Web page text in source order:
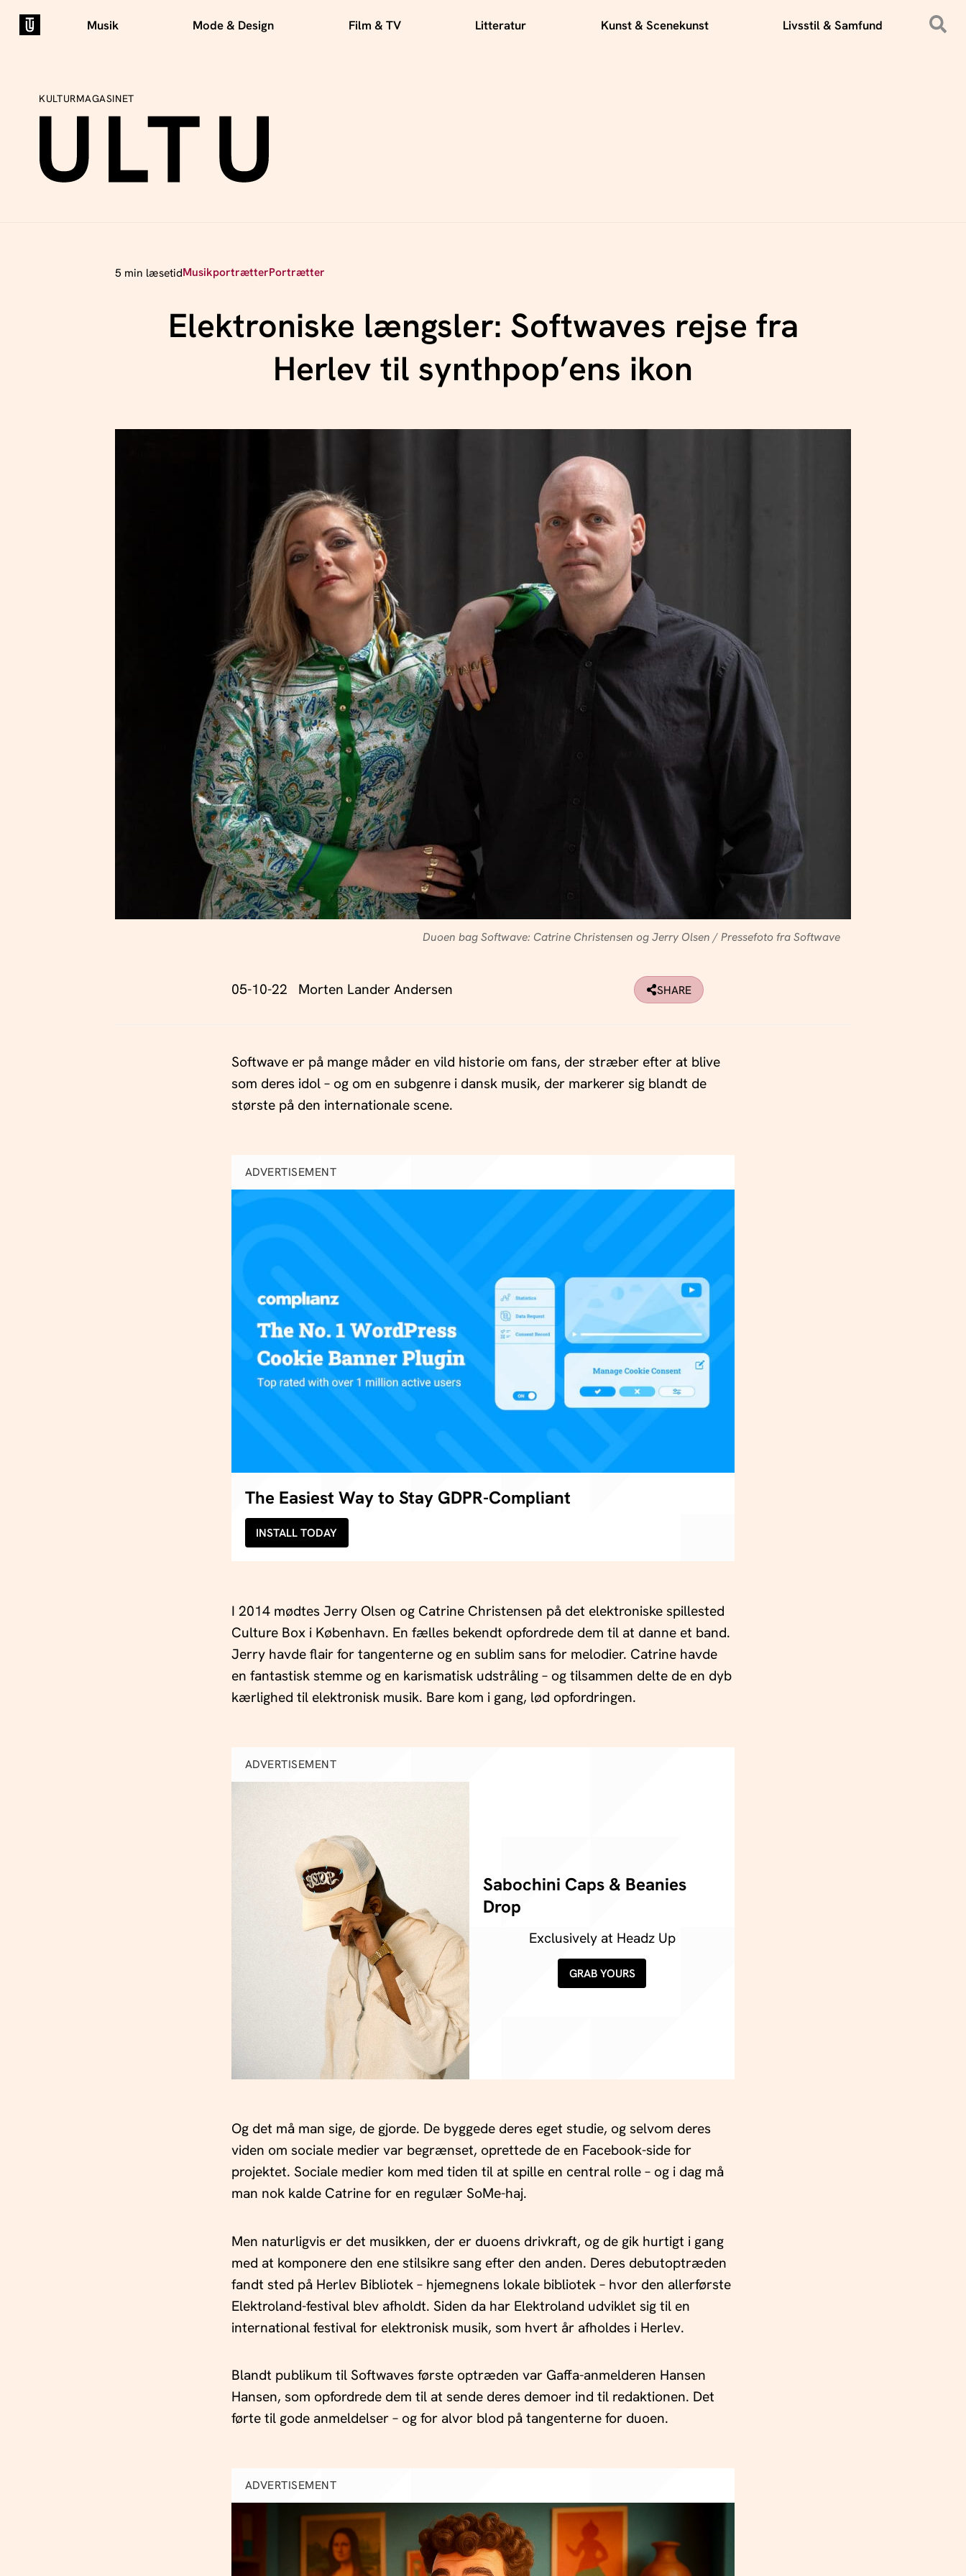
Musik Mode & Design Film & TV Litteratur Kunst & Scenekunst Livsstil & Samfund
KULTURMAGASINET
5 min læsetidMusikportrætterPortrætter
Elektroniske længsler: Softwaves rejse fra
Herlev til synthpop’ens ikon
Duoen bag Softwave: Catrine Christensen og Jerry Olsen / Pressefoto fra Softwave
05-10-22 Morten Lander Andersen SHARE
Softwave er på mange måder en vild historie om fans, der stræber efter at blive
som deres idol – og om en subgenre i dansk musik, der markerer sig blandt de
største på den internationale scene.
ADVERTISEMENT
The Easiest Way to Stay GDPR-Compliant
INSTALL TODAY
I 2014 mødtes Jerry Olsen og Catrine Christensen på det elektroniske spillested
Culture Box i København. En fælles bekendt opfordrede dem til at danne et band.
Jerry havde flair for tangenterne og en sublim sans for melodier. Catrine havde
en fantastisk stemme og en karismatisk udstråling – og tilsammen delte de en dyb
kærlighed til elektronisk musik. Bare kom i gang, lød opfordringen.
ADVERTISEMENT
Sabochini Caps & Beanies
Drop
Exclusively at Headz Up
GRAB YOURS
Og det må man sige, de gjorde. De byggede deres eget studie, og selvom deres
viden om sociale medier var begrænset, oprettede de en Facebook-side for
projektet. Sociale medier kom med tiden til at spille en central rolle – og i dag må
man nok kalde Catrine for en regulær SoMe-haj.
Men naturligvis er det musikken, der er duoens drivkraft, og de gik hurtigt i gang
med at komponere den ene stilsikre sang efter den anden. Deres debutoptræden
fandt sted på Herlev Bibliotek – hjemegnens lokale bibliotek – hvor den allerførste
Elektroland-festival blev afholdt. Siden da har Elektroland udviklet sig til en
international festival for elektronisk musik, som hvert år afholdes i Herlev.
Blandt publikum til Softwaves første optræden var Gaffa-anmelderen Hansen
Hansen, som opfordrede dem til at sende deres demoer ind til redaktionen. Det
førte til gode anmeldelser – og for alvor blod på tangenterne for duoen.
ADVERTISEMENT